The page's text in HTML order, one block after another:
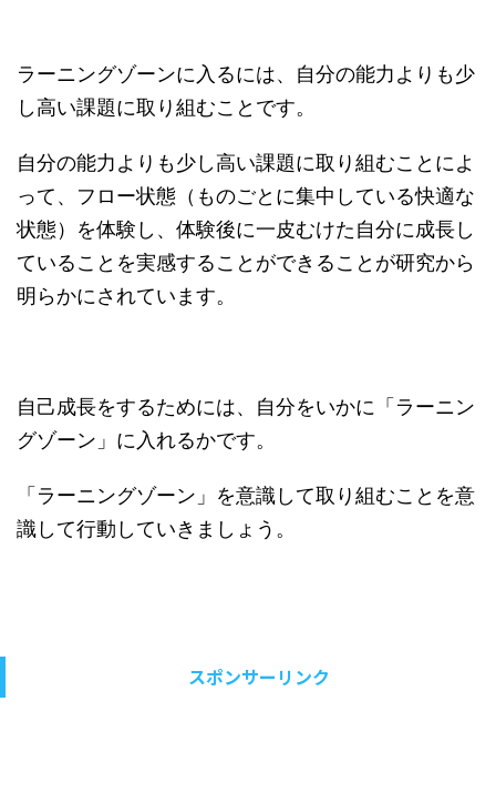
ラーニングゾーンに入るには、自分の能力よりも少
し高い課題に取り組むことです。
自分の能力よりも少し高い課題に取り組むことによ
って、フロー状態（ものごとに集中している快適な
状態）を体験し、体験後に一皮むけた自分に成長し
ていることを実感することができることが研究から
明らかにされています。
自己成長をするためには、自分をいかに「ラーニン
グゾーン」に入れるかです。
「ラーニングゾーン」を意識して取り組むことを意
識して行動していきましょう。
スポンサーリンク